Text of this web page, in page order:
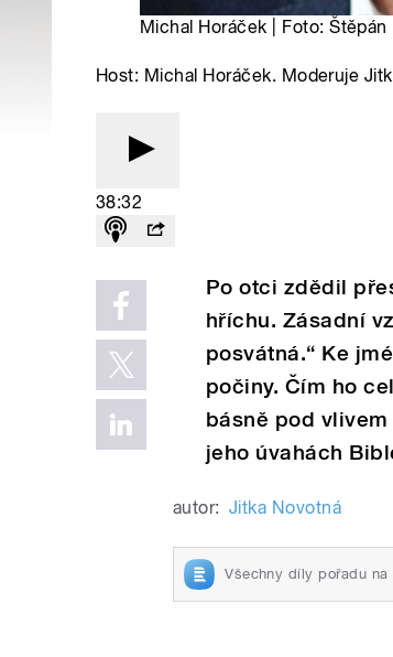
Michal Horáček | Foto:
Host: Michal Horáček. Moderuje
38:32
Po otci zdědil
hříchu. Zásadní
posvátná.“ Ke
počiny. Čím ho
básně pod
jeho úvahách
autor: Jitka Novotná
Všechny díly pořadu na